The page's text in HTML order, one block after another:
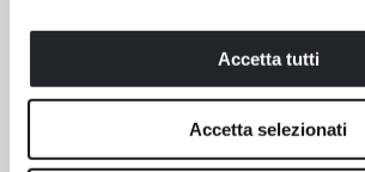
Accetta tutti
Accetta selezionati
Compléments